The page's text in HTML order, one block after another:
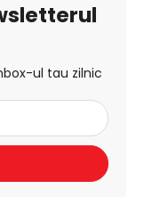
ul tau zilnic